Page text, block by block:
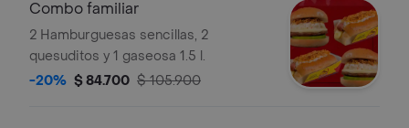
Combo familiar
2 Hamburguesas sencillas, 2
quesuditos y 1 gaseosa 1.5 l.
-20% $ 84.700 $ 105.900